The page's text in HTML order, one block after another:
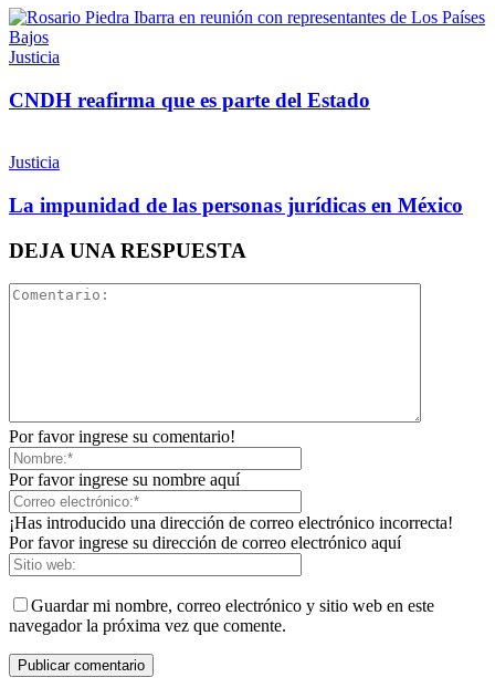
Telegram
Justicia
CNDH reafirma que es parte del Estado
Justicia
La impunidad de las personas jurídicas en México
DEJA UNA RESPUESTA
Por favor ingrese su comentario!
Por favor ingrese su nombre aquí
¡Has introducido una dirección de correo electrónico incorrecta!
Por favor ingrese su dirección de correo electrónico aquí
Guardar mi nombre, correo electrónico y sitio web en este
navegador la próxima vez que comente.